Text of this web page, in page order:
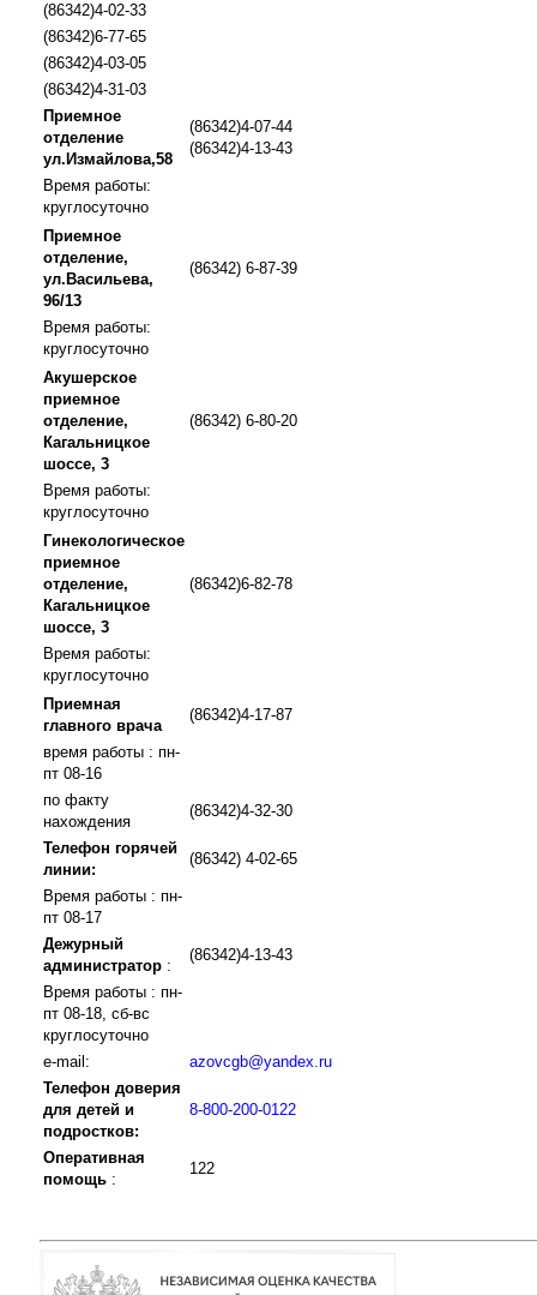
(86342)4-02-33
(86342)6-77-65
(86342)4-03-05
(86342)4-31-03
Приемное
отделение
ул.Измайлова,58
(86342)4-07-44
(86342)4-13-43
Время работы:
круглосуточно
Приемное
отделение,
ул.Васильева,
96/13
(86342) 6-87-39
Время работы:
круглосуточно
Акушерское
приемное
отделение,
Кагальницкое
шоссе, 3
(86342) 6-80-20
Время работы:
круглосуточно
Гинекологическое
приемное
отделение,
Кагальницкое
шоссе, 3
(86342)6-82-78
Время работы:
круглосуточно
Приемная
главного врача
(86342)4-17-87
время работы : пн-
пт 08-16
по факту
нахождения
(86342)4-32-30
Телефон горячей
линии:
(86342) 4-02-65
Время работы : пн-
пт 08-17
Дежурный
администратор :
(86342)4-13-43
Время работы : пн-
пт 08-18, сб-вс
круглосуточно
e-mail:
azovcgb@yandex.ru
Телефон доверия
для детей и
подростков:
8-800-200-0122
Оперативная
помощь :
122